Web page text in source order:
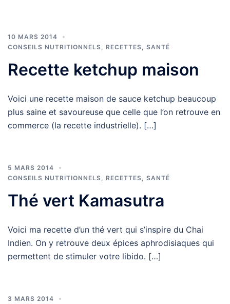
10 MARS 2014
CONSEILS NUTRITIONNELS
RECETTES SANTÉ
Recette ketchup maison
Voici une recette maison de sauce ketchup beaucoup
plus saine et savoureuse que celle que l’on retrouve en
commerce (la recette industrielle). […]
5 MARS 2014
CONSEILS NUTRITIONNELS
RECETTES SANTÉ
Thé vert Kamasutra
Voici ma recette d’un thé vert qui s’inspire du Chai
Indien. On y retrouve deux épices aphrodisiaques qui
permettent de stimuler votre libido. […]
3 MARS 2014